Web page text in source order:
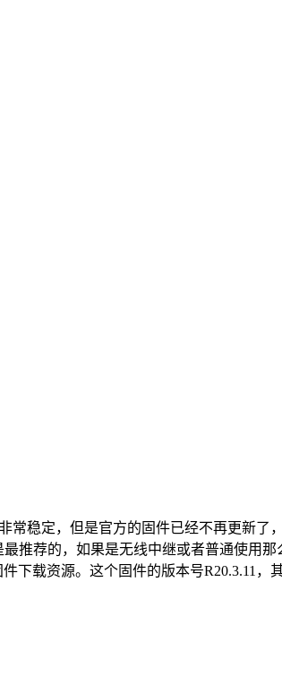
稳定，但是官方的固件已经不再更新了
推荐的，如果是无线中继或者普通使用
下载资源。这个固件的版本号R20.3.11，